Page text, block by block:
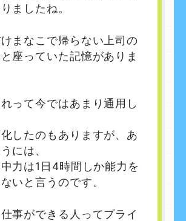
ましたね。
まなこで帰らない上司の
座っていた記憶がありま
って今ではあまり通用し
したのもありますが、あ
には、
力は1日4時間しか能力を
いと言うのです。
事ができる人ってプライ